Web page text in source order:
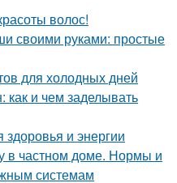
волос!
своими руками: простые
для холодных дней
и чем заделывать
и энергии
в частном доме. Нормы и
системам